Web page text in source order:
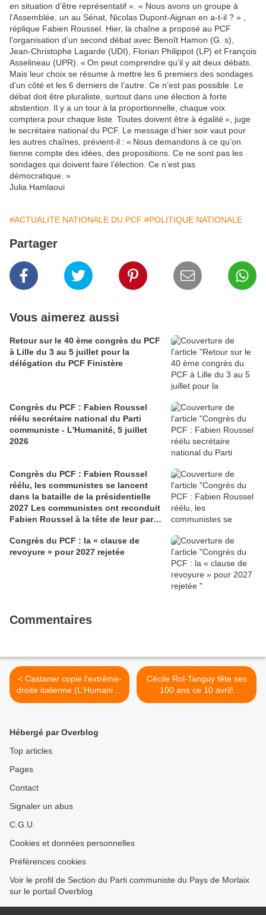
en situation d’être représentatif ». « Nous avons un groupe à
l’Assemblée, un au Sénat, Nicolas Dupont-Aignan en a-t-il ? » ,
réplique Fabien Roussel. Hier, la chaîne a proposé au PCF
l’organisation d’un second débat avec Benoît Hamon (G. s),
Jean-Christophe Lagarde (UDI), Florian Philippot (LP) et François
Asselineau (UPR). « On peut comprendre qu’il y ait deux débats.
Mais leur choix se résume à mettre les 6 premiers des sondages
d’un côté et les 6 derniers de l’autre. Ce n’est pas possible. Le
débat doit être pluraliste, surtout dans une élection à forte
abstention. Il y a un tour à la proportionnelle, chaque voix
comptera pour chaque liste. Toutes doivent être à égalité », juge
le secrétaire national du PCF. Le message d’hier soir vaut pour
les autres chaînes, prévient-il : « Nous demandons à ce qu’on
tienne compte des idées, des propositions. Ce ne sont pas les
sondages qui doivent faire l’élection. Ce n’est pas
démocratique. »
Julia Hamlaoui
#ACTUALITE NATIONALE DU PCF #POLITIQUE NATIONALE
Partager
Vous aimerez aussi
Retour sur le 40 ème congrès du PCF
à Lille du 3 au 5 juillet pour la
délégation du PCF Finistère
Congrès du PCF : Fabien Roussel
réélu secrétaire national du Parti
communiste - L'Humanité, 5 juillet
2026
Congrès du PCF : Fabien Roussel
réélu, les communistes se lancent
dans la bataille de la présidentielle
2027 Les communistes ont reconduit
Fabien Roussel à la tête de leur parti,
Lille. Le secrétaire national, dont la
candidature devrait être officialisée le
Congrès du PCF : la « clause de
revoyure » pour 2027 rejetée
Commentaires
< Castaner copie l'extrême-
droite italienne (L'Humanité,
Emilien Urbach, 8 avril
Cécile Rol-Tanguy fête ses
100 ans ce 10 avril!
Hommage à cette
Hébergé par Overblog
Top articles
Pages
Contact
Signaler un abus
C.G.U.
Cookies et données personnelles
Préférences cookies
Voir le profil de Section du Parti communiste du Pays de Morlaix
sur le portail Overblog